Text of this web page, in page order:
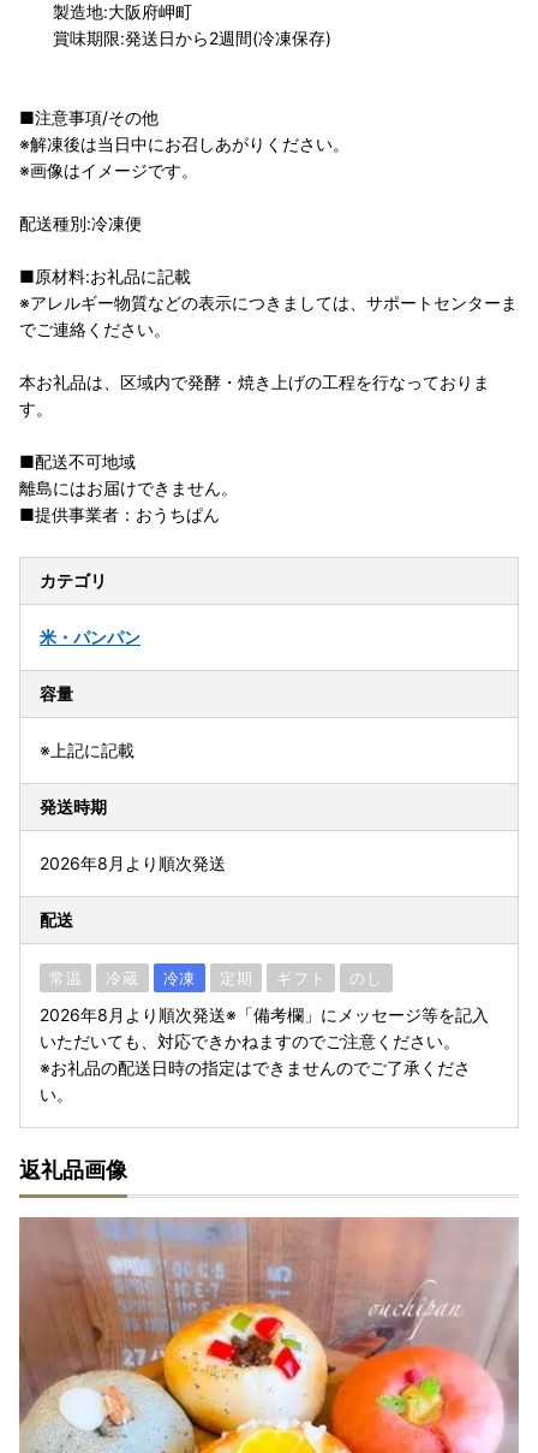
製造地:大阪府岬町
賞味期限:発送日から2週間(冷凍保存)
■注意事項/その他
※解凍後は当日中にお召しあがりください。
※画像はイメージです。
配送種別:冷凍便
■原材料:お礼品に記載
※アレルギー物質などの表示につきましては、サポートセンターま
でご連絡ください。
本お礼品は、区域内で発酵・焼き上げの工程を行なっておりま
す。
■配送不可地域
離島にはお届けできません。
■提供事業者：おうちぱん
カテゴリ
米・パンパン
容量
※上記に記載
発送時期
2026年8月より順次発送
配送
常温 冷蔵 冷凍 定期 ギフト のし
2026年8月より順次発送※「備考欄」にメッセージ等を記入
いただいても、対応できかねますのでご注意ください。
※お礼品の配送日時の指定はできませんのでご了承くださ
い。
返礼品画像